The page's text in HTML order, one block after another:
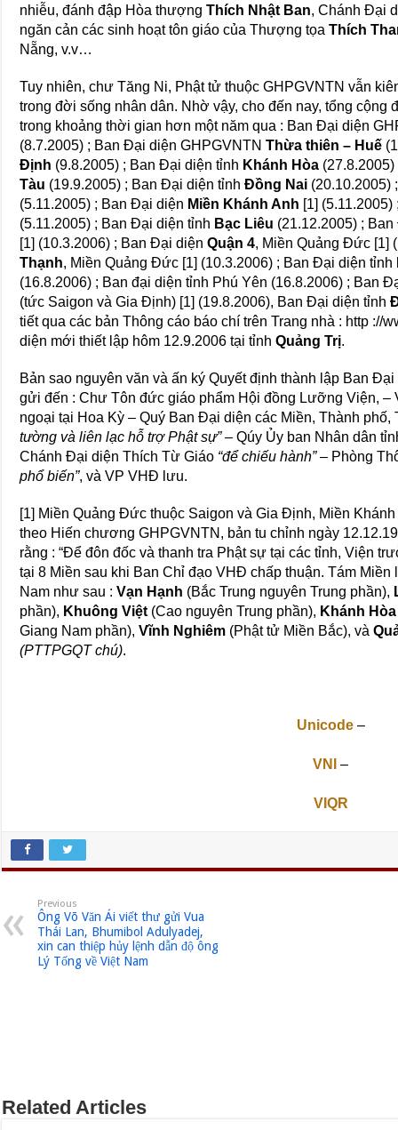
nhiễu, đánh đập Hòa thượngThích Nhật Ban, Chánh Đại
ngăn cản các sinh hoạt tôn giáo của Thượng tọaThích
Nẵng, v.v…
Tuy nhiên, chư Tăng Ni, Phật tử thuộc GHPGVNTN vẫn
trong đời sống nhân dân. Nhờ vậy, cho đến nay, tổng
trong khoảng thời gian hơn một năm qua : Ban Ðại diện
(8.7.2005) ; Ban Ðại diện GHPGVNTNThừa thiên – Huế
Ðịnh (9.8.2005) ; Ban Ðại diện tỉnh Khánh Hòa
Tàu (19.9.2005) ; Ban Đại diện tỉnhĐồng Nai
(5.11.2005) ; Ban Đại diện Miền Khánh Anh [1]
(5.11.2005) ; Ban Đại diện tỉnh Bạc Liêu (21.12.2005) ;
[1] (10.3.2006) ; Ban Đại diệnQuận 4, Miền Quảng Đức [1]
Thạnh, Miền Quảng Đức [1] (10.3.2006) ; Ban Đại diện tỉnh
(16.8.2006) ; Ban đại diện tỉnh Phú Yên (16.8.2006) ; Ban
(tức Saigon và Gia Định) [1] (19.8.2006), Ban Đại diện tỉnh
tiết qua các bản Thông cáo báo chí trên Trang nhà : http ://
diện mới thiết lập hôm 12.9.2006 tại tỉnhQuảng Trị.
Bản sao nguyên văn và ấn ký Quyết định thành lập Ban
gửi đến : Chư Tôn đức giáo phẩm Hội đồng Lưỡng Viện, –
ngoại tại Hoa Kỳ – Quý Ban Ðại diện các Miền, Thành
tường và liên lạc hỗ trợ Phật sự”– Qúy Ủy ban Nhân dân
Chánh Đại diện Thích Từ Giáo “để chiếu hành”– Phòng
phổ biến”, và VP VHÐ lưu.
[1] Miền Quảng Ðức thuộc Saigon và Gia Ðịnh, Miền
theo Hiến chương GHPGVNTN, bản tu chỉnh ngày
rằng : “Ðể đôn đốc và thanh tra Phật sự tại các tỉnh, Viện
tại 8 Miền sau khi Ban Chỉ đạo VHÐ chấp thuận. Tám
Nam như sau :Vạn Hạnh (Bắc Trung nguyên Trung phần),
phần), Khuông Việt (Cao nguyên Trung phần), Khánh Hòa
Giang Nam phần),Vĩnh Nghiêm (Phật tử Miền Bắc), và
(PTTPGQT chú).
Unicode–
VNI –
VIQR
Previous
Ông Võ Văn Ái viết thư gửi Vua
Thái Lan, Bhumibol Adulyadej,
xin can thiệp hủy lệnh dẫn độ ông
Lý Tống về Việt Nam
Related Articles